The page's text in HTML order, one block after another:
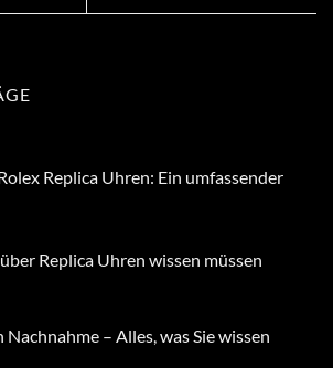
Replica Uhren: Ein umfassender
Replica Uhren wissen müssen
Nachnahme – Alles, was Sie wissen